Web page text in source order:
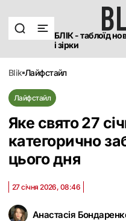
БЛІК - таблоїд
і зірки
blik лайфстайл
Лайфстайл
Яке свято 27
категорично
цього дня
Анастасія
27 січня 2026, 08:46